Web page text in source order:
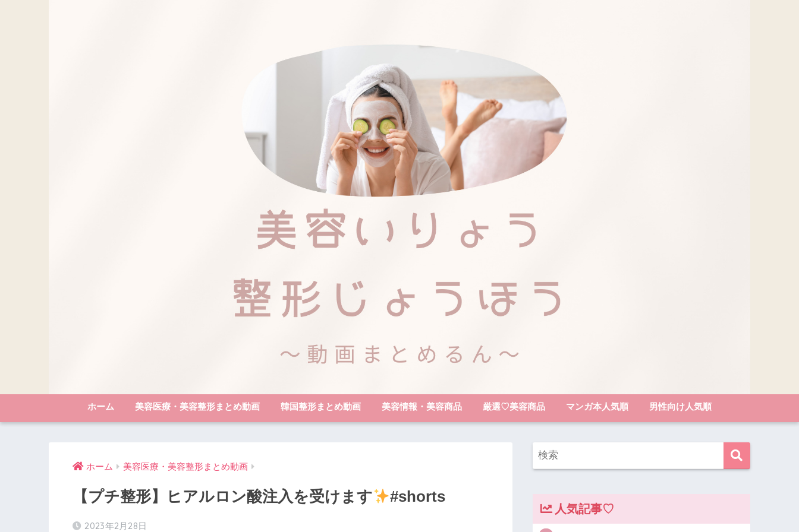
ホーム 美容医療・美容整形まとめ動画 韓国整形まとめ動画 美容情報・美容商品 厳選♡美容商品 マンガ本人気順 男性向け人気順
ホーム 美容医療・美容整形まとめ動画
【プチ整形】ヒアルロン酸注入を受けます #shorts
2023年2月28日
人気記事♡